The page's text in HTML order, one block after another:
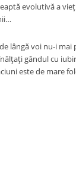
evolutivă a
lângă voi nu-i mai
gândul cu
este de mare